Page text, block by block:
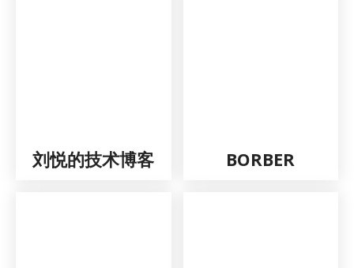
刘悦的技术博客 BORBER